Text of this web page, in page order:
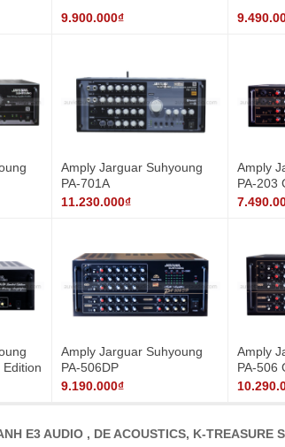
9.900.000₫
Amply Jarguar Suhyoung
PA-701A
11.230.000₫
Amply
PA-203
Edition
Amply Jarguar Suhyoung
PA-506DP
9.190.000₫
Amply
PA-506
E3 AUDIO , DE ACOUSTICS, K-TREASURE